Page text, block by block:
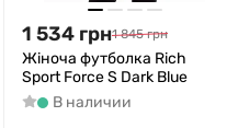
1 534 грн1 845 грн
Жіноча футболка Rich
Sport Force S Dark Blue
В наличии